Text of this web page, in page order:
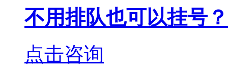
不用排队也可以挂号？
点击咨询